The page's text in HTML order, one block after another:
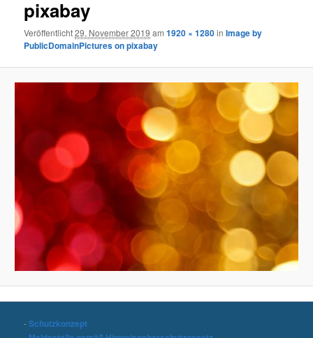
pixabay
Veröffentlicht29. November 2019 am1920 × 1280inImage by
PublicDomainPictures on pixabay
-Schutzkonzept